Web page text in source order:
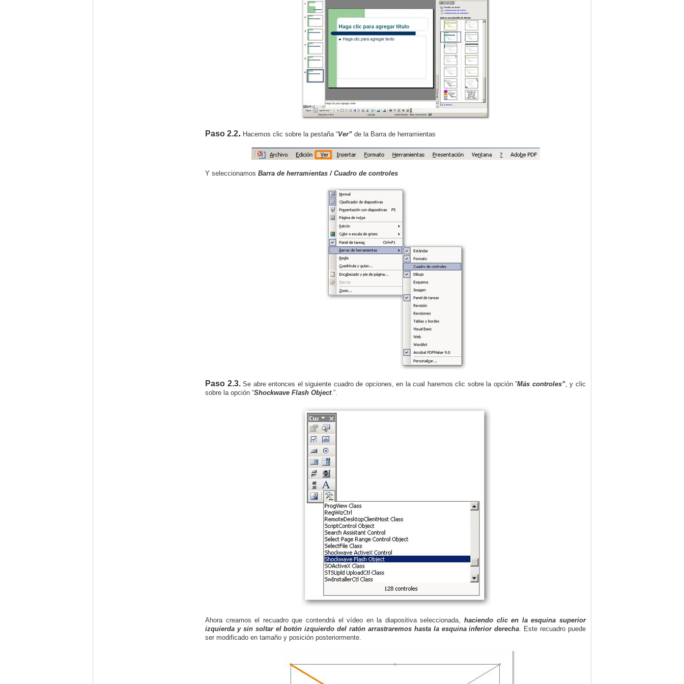
Paso 2.2. Hacemos clic sobre la pestaña “Ver” de la Barra de herramientas
Y seleccionamos Barra de herramientas / Cuadro de controles
Paso 2.3.Se abre entonces el siguiente cuadro de opciones, en la cual haremos clic sobre la opción ”Más controles”, y clic
sobre la opción “Shockwave Flash Object.”.
Ahora creamos el recuadro que contendrá el vídeo en la diapositiva seleccionada,haciendo clic en la esquina superior
izquierda y sin soltar el botón izquierdo del ratón arrastraremos hasta la esquina inferior derecha. Este recuadro puede
ser modificado en tamaño y posición posteriormente.